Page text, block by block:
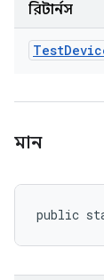
রিটার্নস
Test
মান
public